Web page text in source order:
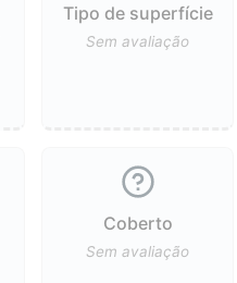
Tipo de superfície
Sem avaliação
Coberto
Sem avaliação